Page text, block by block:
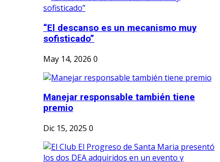
“El descanso es un mecanismo muy
sofisticado”
May 14, 2026 0
Manejar responsable también tiene
premio
Dic 15, 2025 0